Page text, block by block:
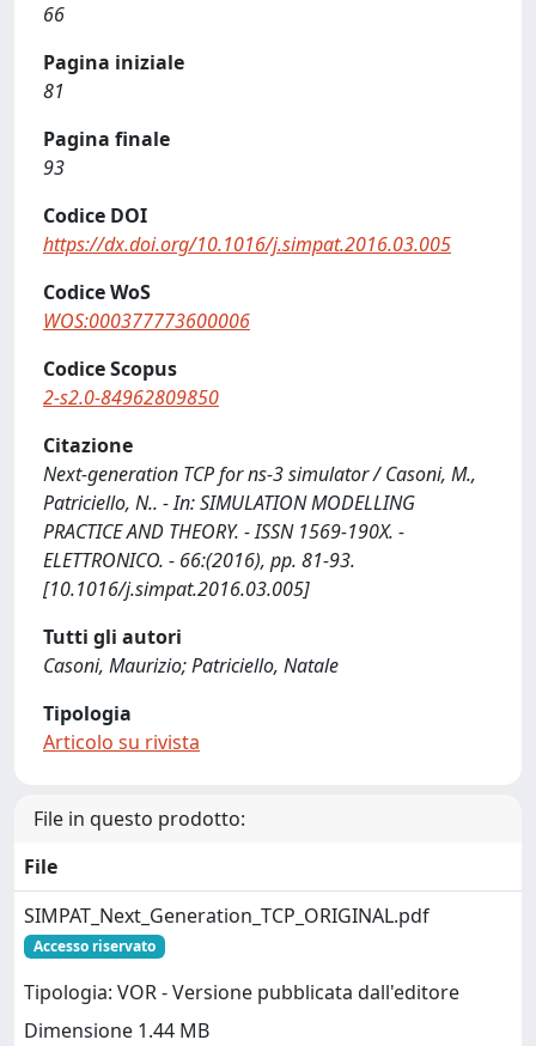
66
Pagina iniziale
81
Pagina finale
93
Codice DOI
https://dx.doi.org/10.1016/j.simpat.2016.03.005
Codice WoS
WOS:000377773600006
Codice Scopus
2-s2.0-84962809850
Citazione
Next-generation TCP for ns-3 simulator / Casoni, M.,
Patriciello, N.. - In: SIMULATION MODELLING
PRACTICE AND THEORY. - ISSN 1569-190X. -
ELETTRONICO. - 66:(2016), pp. 81-93.
[10.1016/j.simpat.2016.03.005]
Tutti gli autori
Casoni, Maurizio; Patriciello, Natale
Tipologia
Articolo su rivista
File in questo prodotto:
File
SIMPAT_Next_Generation_TCP_ORIGINAL.pdf
Accesso riservato
Tipologia: VOR - Versione pubblicata dall'editore
Dimensione 1.44 MB